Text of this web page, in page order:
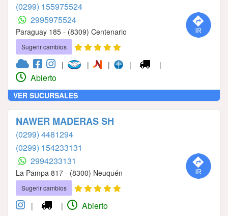
(0299) 155975524
2995975524
Paraguay 185 - (8309) Centenario
Sugerir cambios
| | | | |
Abierto
VER SUCURSALES
NAWER MADERAS SH
(0299) 4481294
(0299) 154233131
2994233131
La Pampa 817 - (8300) Neuquén
Sugerir cambios
| | Abierto